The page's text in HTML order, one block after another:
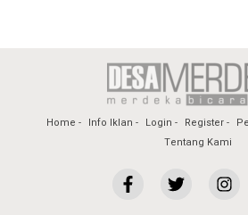
Home Info Iklan Login Register
Tentang Kami